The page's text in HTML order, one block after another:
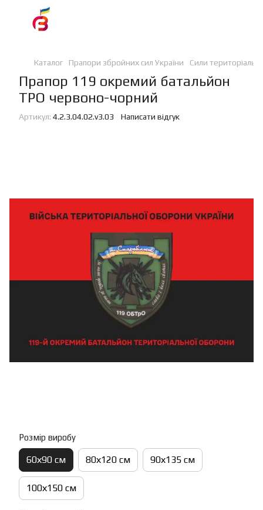
Каталог Прапори збройних сил України Сили
Прапор 119 окремий батальйон
ТРО червоно-чорний
Артикул: 4.2.3.04.02.v3.03 Написати відгук
Розмір виробу
60х90 см 80х120 см 90х135 см
100х150 см